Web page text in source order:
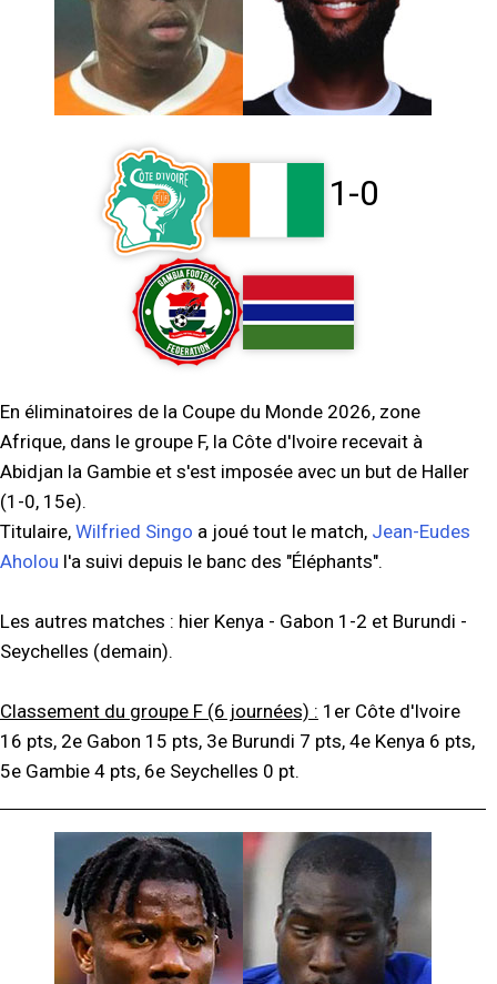
1-0
En éliminatoires de la Coupe du Monde 2026, zone
Afrique, dans le groupe F, la Côte d'Ivoire recevait à
Abidjan la Gambie et s'est imposée avec un but de Haller
(1-0, 15e).
Titulaire, Wilfried Singo a joué tout le match, Jean-Eudes
Aholou l'a suivi depuis le banc des "Éléphants".
Les autres matches : hier Kenya - Gabon 1-2 et Burundi -
Seychelles (demain).
Classement du groupe F (6 journées) : 1er Côte d'Ivoire
16 pts, 2e Gabon 15 pts, 3e Burundi 7 pts, 4e Kenya 6 pts,
5e Gambie 4 pts, 6e Seychelles 0 pt.